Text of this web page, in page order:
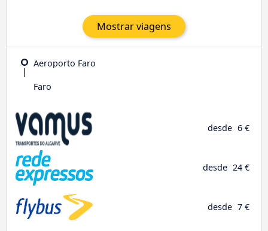
Mostrar viagens
Aeroporto Faro
Faro
desde 6 €
desde 24 €
desde 7 €